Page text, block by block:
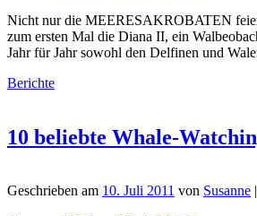
Nicht nur die MEERESAKROBATEN
zum ersten Mal die Diana II, ein
Jahr für Jahr sowohl den Delfinen und
Berichte
10 beliebte Whale-
Geschrieben am 10. Juli 2011 von Susanne